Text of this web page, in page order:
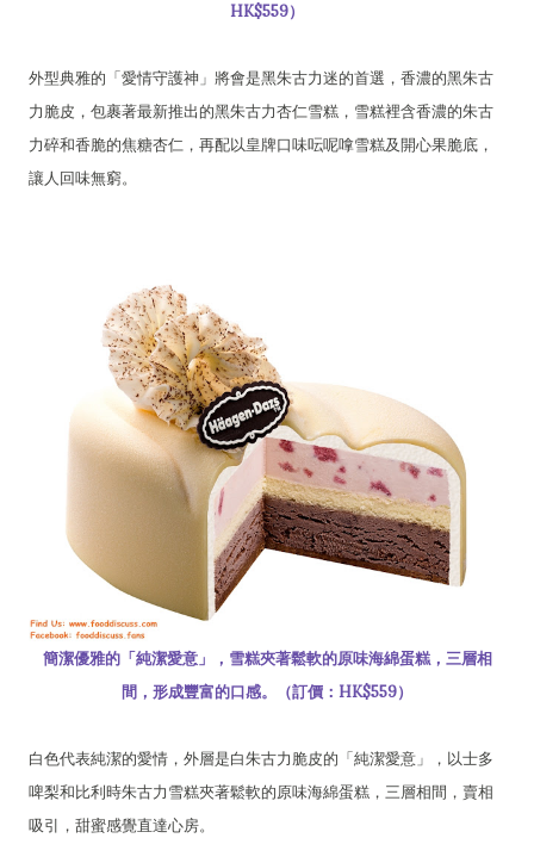
HK$559）
外型典雅的「愛情守護神」將會是黑朱古力迷的首選，香濃的黑朱古
力脆皮，包裹著最新推出的黑朱古力杏仁雪糕，雪糕裡含香濃的朱古
力碎和香脆的焦糖杏仁，再配以皇牌口味呍呢嗱雪糕及開心果脆底，
讓人回味無窮。
簡潔優雅的「純潔愛意」，雪糕夾著鬆軟的原味海綿蛋糕，三層相
間，形成豐富的口感。（訂價：HK$559）
白色代表純潔的愛情，外層是白朱古力脆皮的「純潔愛意」，以士多
啤梨和比利時朱古力雪糕夾著鬆軟的原味海綿蛋糕，三層相間，賣相
吸引，甜蜜感覺直達心房。